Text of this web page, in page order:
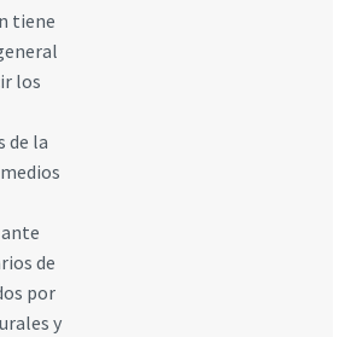
tiene
los
de la
de
por
y